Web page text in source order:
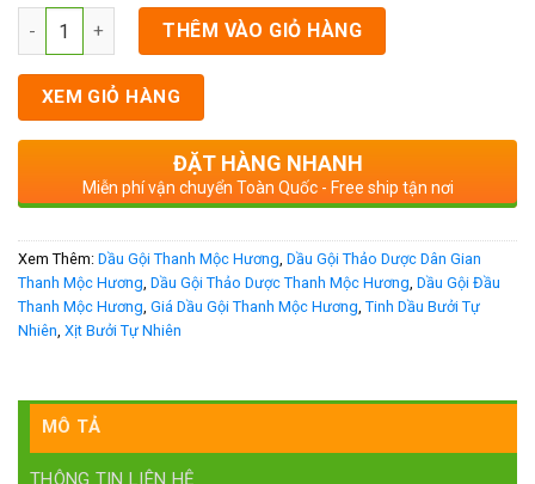
Số lượng THÊM VÀO GIỎ HÀNG
XEM GIỎ HÀNG
ĐẶT HÀNG NHANH
Miễn phí vận chuyển Toàn Quốc - Free ship tận nơi
Xem Thêm: Dầu Gội Thanh Mộc Hương Dầu Gội Thảo Dược Dân Gian
Thanh Mộc Hương Dầu Gội Thảo Dược Thanh Mộc Hương Dầu Gội Đầu
Thanh Mộc Hương Giá Dầu Gội Thanh Mộc Hương Tinh Dầu Bưởi Tự
Nhiên Xịt Bưởi Tự Nhiên
MÔ TẢ
THÔNG TIN LIÊN HỆ